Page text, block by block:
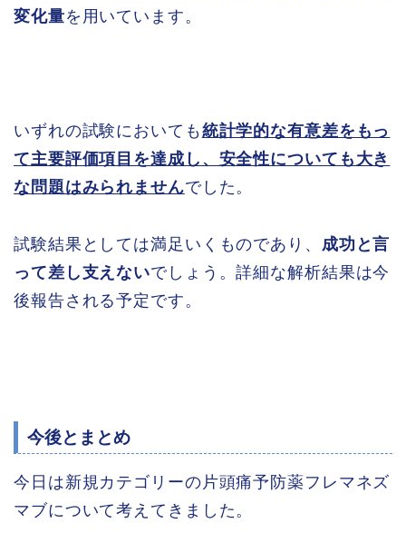
変化量を用いています。
いずれの試験においても 統計学的な有意差をもっ
て主要評価項目を達成し、安全性についても大き
な問題はみられませんでした。
試験結果としては満足いくものであり、 成功と言
って差し支えないでしょう。詳細な解析結果は今
後報告される予定です。
今後とまとめ
今日は新規カテゴリーの片頭痛予防薬フレマネズ
マブについて考えてきました。